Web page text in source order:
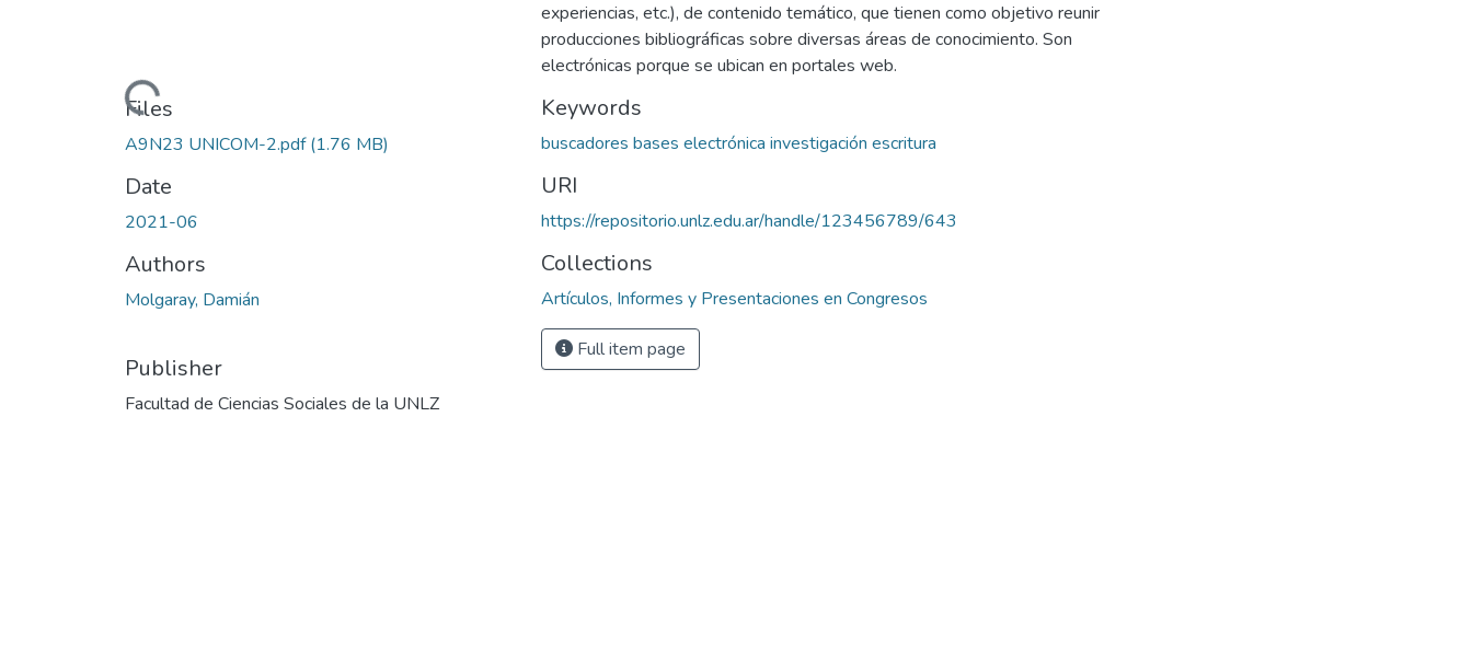
Loading...
Files
A9N23 UNICOM-2.pdf(1.76 MB)
Date
2021-06
Authors
Molgaray, Damián
Publisher
Facultad de Ciencias Sociales de la UNLZ
experiencias, etc.), de contenido temático, que tienen como objetivo reunir
producciones bibliográficas sobre diversas áreas de conocimiento. Son
electrónicas porque se ubican en portales web.
Keywords
buscadores bases electrónica investigación escritura
URI
https://repositorio.unlz.edu.ar/handle/123456789/643
Collections
Artículos, Informes y Presentaciones en Congresos
Full item page